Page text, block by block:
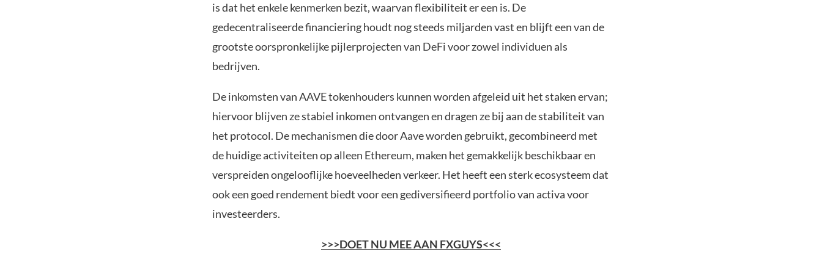
is dat het enkele kenmerken bezit, waarvan flexibiliteit er een is. De
gedecentraliseerde financiering houdt nog steeds miljarden vast en blijft een van de
grootste oorspronkelijke pijlerprojecten van DeFi voor zowel individuen als
bedrijven.
De inkomsten van AAVE tokenhouders kunnen worden afgeleid uit het staken ervan;
hiervoor blijven ze stabiel inkomen ontvangen en dragen ze bij aan de stabiliteit van
het protocol. De mechanismen die door Aave worden gebruikt, gecombineerd met
de huidige activiteiten op alleen Ethereum, maken het gemakkelijk beschikbaar en
verspreiden ongelooflijke hoeveelheden verkeer. Het heeft een sterk ecosysteem dat
ook een goed rendement biedt voor een gediversifieerd portfolio van activa voor
investeerders.
>>>DOET NU MEE AAN FXGUYS<<<